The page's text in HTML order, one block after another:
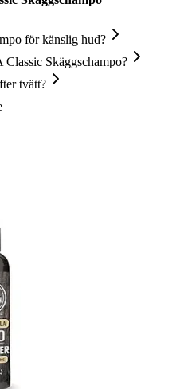
för känslig hud?
Skäggschampo?
tvätt?